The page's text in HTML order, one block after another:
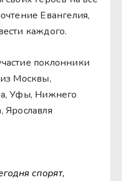
Евангелия,
каждого.
поклонники
Москвы,
Уфы, Нижнего
Ярославля
спорят,